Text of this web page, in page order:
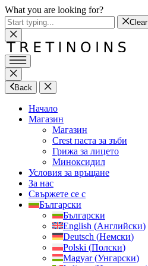
What you are looking for?
Clear
Back
Начало
Магазин
Магазин
Crest паста за зъби
Грижа за лицето
Миноксидил
Условия за връщане
За нас
Свържете се с
Български
Български
English (Английски)
Deutsch (Немски)
Polski (Полски)
Magyar(Унгарски)